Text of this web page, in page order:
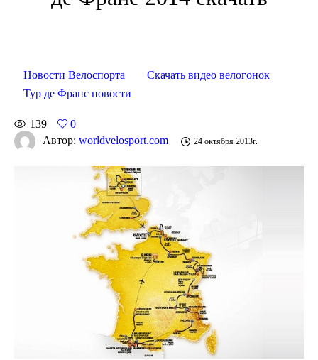
Новости Велоспорта
Скачать видео велогонок
Тур де Франс новости
139
0
Автор: worldvelosport.com 24 октября 2013г.